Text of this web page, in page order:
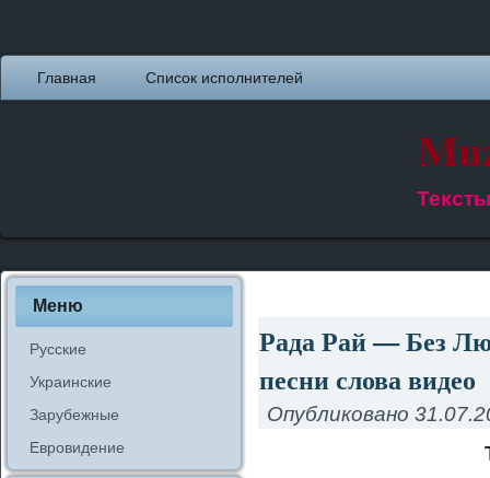
Главная Список исполнителей
Меню
Русские
Украинские
Зарубежные
Евровидение
Рада Рай — Без
песни слова видео
Опубликовано